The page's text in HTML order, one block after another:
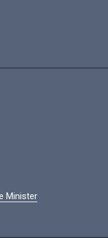
Minister